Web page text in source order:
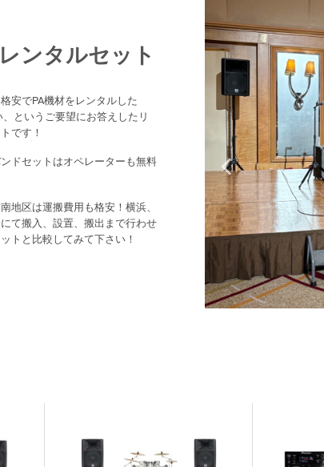
ンタルセット
安でPA機材をレンタルした
というご要望にお答えしたリ
です！
ドセットはオペレーターも無料
地区は運搬費用も格安！横浜、
て搬入、設置、搬出まで行わせ
トと比較してみて下さい！